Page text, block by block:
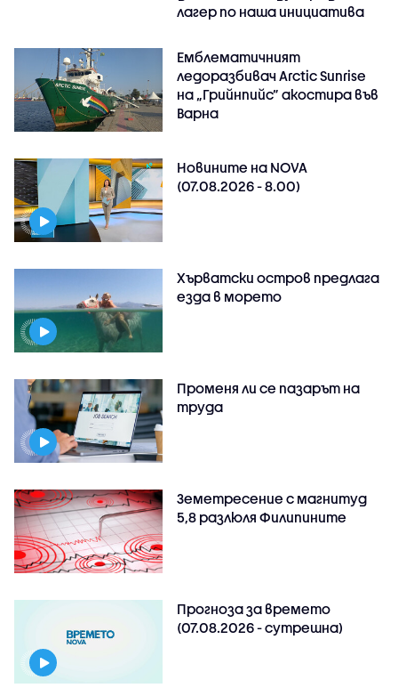
лагер по наша инициатива
Емблематичният
ледоразбивач Arctic Sunrise
на „Грийнпийс” акостира във
Варна
Новините на NOVA
(07.08.2026 - 8.00)
Хърватски остров предлага
езда в морето
Променя ли се пазарът на
труда
Земетресение с магнитуд
5,8 разлюля Филипините
Прогноза за времето
(07.08.2026 - сутрешна)